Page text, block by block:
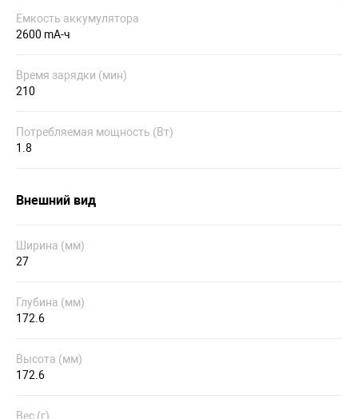
Емкость аккумулятора
2600 mA-ч
Время зарядки (мин)
210
Потребляемая мощность (Вт)
1.8
Внешний вид
Ширина (мм)
27
Глубина (мм)
172.6
Высота (мм)
172.6
Вес (г)